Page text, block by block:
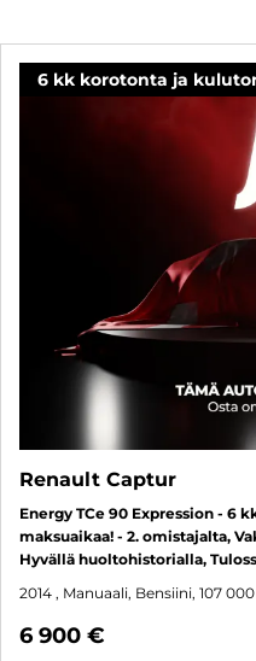
6 kk korotonta ja
Renault Captur
Energy TCe 90 Expression - 6
maksuaikaa! - 2. omistajalta,
Hyvällä huoltohistorialla,
2014 , Manuaali, Bensiini, 107
6 900 €